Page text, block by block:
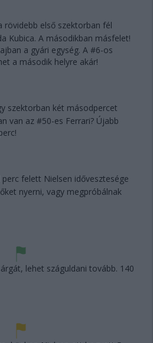
rövidebb első szektorban fél
Kubica. A másodikban másfelet!
a gyári egység. A #6-os
a második helyre akár!
szektorban két másodpercet
van az #50-es Ferrari? Újabb
perc felett Nielsen idővesztesége
nyerni, vagy megpróbálnak
lehet száguldani tovább. 140